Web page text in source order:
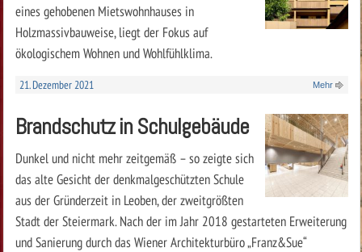
eines gehobenen Mietswohnhauses in
Holzmassivbauweise, liegt der Fokus auf
ökologischem Wohnen und Wohlfühlklima.
21. Dezember 2021 Mehr
Brandschutz in Schulgebäude
Dunkel und nicht mehr zeitgemäß – so zeigte sich
das alte Gesicht der denkmalgeschützten Schule
aus der Gründerzeit in Leoben, der zweitgrößten
Stadt der Steiermark. Nach der im Jahr 2018 gestarteten Erweiterung
und Sanierung durch das Wiener Architekturbüro „Franz&Sue“